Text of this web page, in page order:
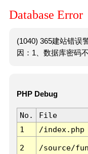
Database Error
(1040) 365建站错误
因：1、数据库密码
PHP Debug
No. File
1
/index.php
2 /source/